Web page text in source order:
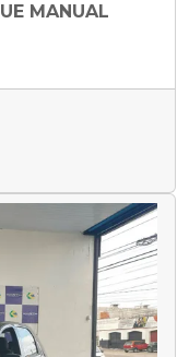
MANUAL